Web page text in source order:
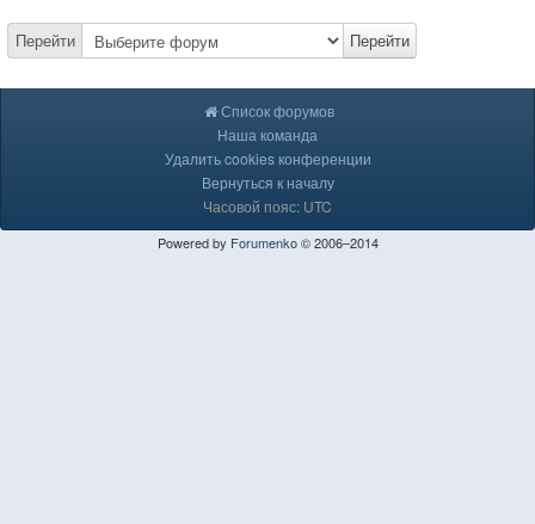
Перейти Перейти
Список форумов
Наша команда
Удалить cookies конференции
Вернуться к началу
Часовой пояс: UTC
Powered by Forumenko© 2006–2014